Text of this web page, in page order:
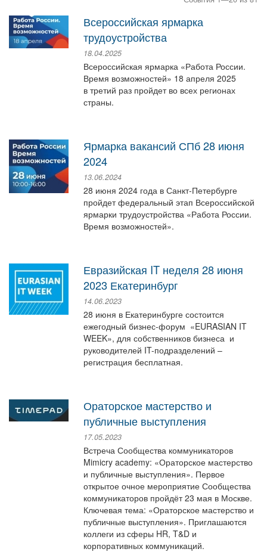
Всероссийская ярмарка
трудоустройства
18.04.2025
Всероссийская ярмарка «Работа России.
Время возможностей» 18 апреля 2025
в третий раз пройдет во всех регионах
страны.
Ярмарка вакансий СПб 28 июня
2024
13.06.2024
28 июня 2024 года в Санкт-Петербурге
пройдет федеральный этап Всероссийской
ярмарки трудоустройства «Работа России.
Время возможностей».
Евразийская IT неделя 28 июня
2023 Екатеринбург
14.06.2023
28 июня в Екатеринбурге состоится
ежегодный бизнес-форум «EURASIAN IT
WEEK», для собственников бизнеса и
руководителей IT-подразделений –
регистрация бесплатная.
Ораторское мастерство и
публичные выступления
17.05.2023
Встреча Сообщества коммуникаторов
Mimicry academy: «Ораторское мастерство
и публичные выступления». Первое
открытое очное мероприятие Сообщества
коммуникаторов пройдёт 23 мая в Москве.
Ключевая тема: «Ораторское мастерство и
публичные выступления». Приглашаются
коллеги из сферы HR, T&D и
корпоративных коммуникаций.